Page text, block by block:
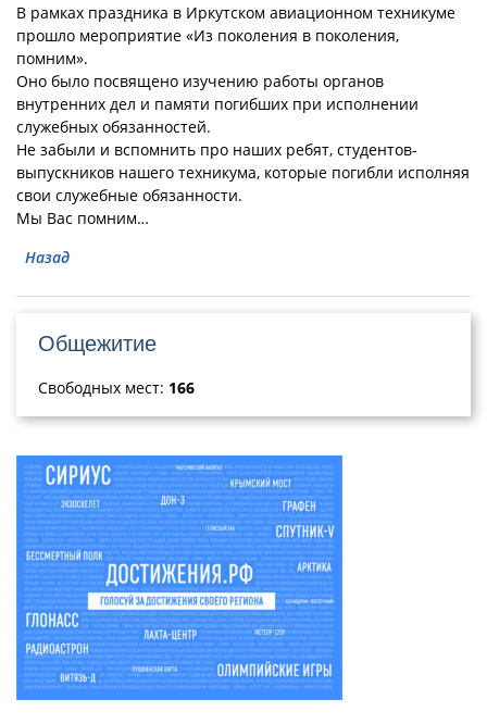
В рамках праздника в Иркутском авиационном техникуме
прошло мероприятие «Из поколения в поколения,
помним».
Оно было посвящено изучению работы органов
внутренних дел и памяти погибших при исполнении
служебных обязанностей.
Не забыли и вспомнить про наших ребят, студентов-
выпускников нашего техникума, которые погибли исполняя
свои служебные обязанности.
Мы Вас помним…
Назад
Общежитие
Свободных мест: 166